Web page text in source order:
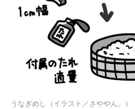
うなぎめし（イラスト／さややん。）